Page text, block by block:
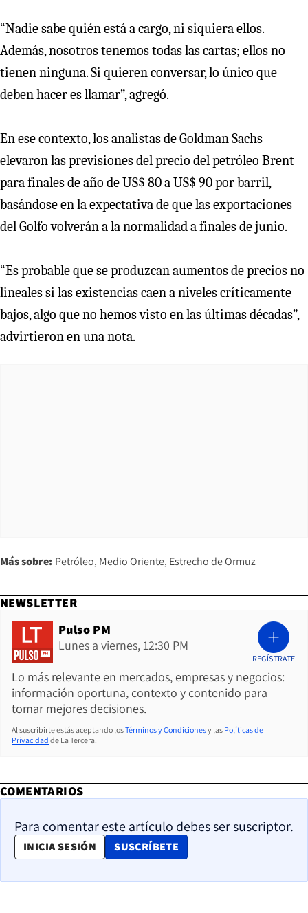
“Nadie sabe quién está a cargo, ni siquiera ellos.
Además, nosotros tenemos todas las cartas; ellos no
tienen ninguna. Si quieren conversar, lo único que
deben hacer es llamar”, agregó.
En ese contexto, los analistas de Goldman Sachs
elevaron las previsiones del precio del petróleo Brent
para finales de año de US$ 80 a US$ 90 por barril,
basándose en la expectativa de que las exportaciones
del Golfo volverán a la normalidad a finales de junio.
“Es probable que se produzcan aumentos de precios no
lineales si las existencias caen a niveles críticamente
bajos, algo que no hemos visto en las últimas décadas”,
advirtieron en una nota.
Más sobre: Petróleo Medio Oriente Estrecho de Ormuz
NEWSLETTER
Pulso PM
Lunes a viernes, 12:30 PM
Lo más relevante en mercados, empresas y negocios:
información oportuna, contexto y contenido para
tomar mejores decisiones.
REGÍSTRATE
Al suscribirte estás aceptando losTérminos y Condicionesy las Políticas de
Privacidad de La Tercera.
COMENTARIOS
Para comentar este artículo debes ser suscriptor.
INICIA SESIÓN SUSCRÍBETE
OPENS IN NEW WINDOW